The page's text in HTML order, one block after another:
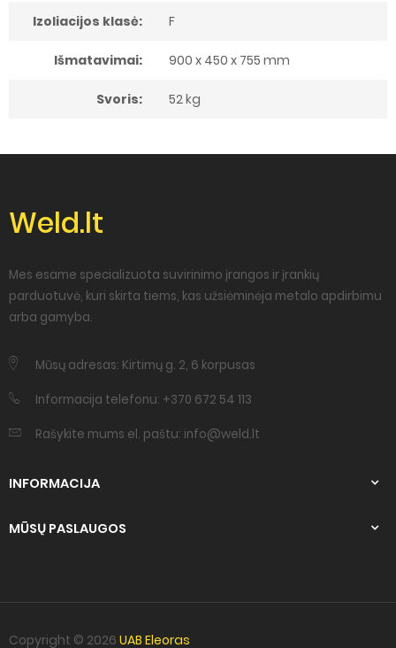
Izoliacijos klasė: F
Išmatavimai: 900 x 450 x 755 mm
Svoris: 52 kg
Weld.lt
Mes esame specializuota suvirinimo įrangos ir įrankių
parduotuvė, kuri skirta tiems, kas užsiėminėja metalo apdirbimu
arba gamyba.
Mūsų adresas: Kirtimų g. 2, 6 korpusas
Informacija telefonu: +370 672 54 113
Rašykite mums el. paštu: info@weld.lt
INFORMACIJA
MŪSŲ PASLAUGOS
Copyright © 2026 UAB Eleoras